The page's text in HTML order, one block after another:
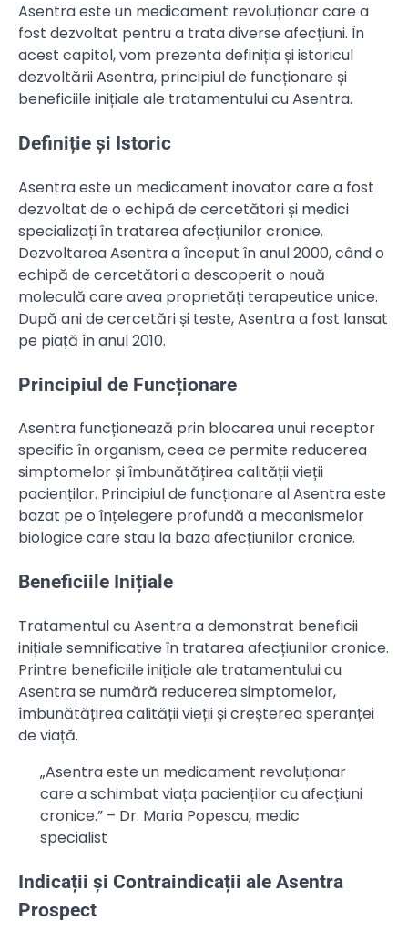
Asentra este un medicament revoluționar care a
fost dezvoltat pentru a trata diverse afecțiuni. În
acest capitol, vom prezenta definiția și istoricul
dezvoltării Asentra, principiul de funcționare și
beneficiile inițiale ale tratamentului cu Asentra.
Definiție și Istoric
Asentra este un medicament inovator care a fost
dezvoltat de o echipă de cercetători și medici
specializați în tratarea afecțiunilor cronice.
Dezvoltarea Asentra a început în anul 2000, când o
echipă de cercetători a descoperit o nouă
moleculă care avea proprietăți terapeutice unice.
După ani de cercetări și teste, Asentra a fost lansat
pe piață în anul 2010.
Principiul de Funcționare
Asentra funcționează prin blocarea unui receptor
specific în organism, ceea ce permite reducerea
simptomelor și îmbunătățirea calității vieții
pacienților. Principiul de funcționare al Asentra este
bazat pe o înțelegere profundă a mecanismelor
biologice care stau la baza afecțiunilor cronice.
Beneficiile Inițiale
Tratamentul cu Asentra a demonstrat beneficii
inițiale semnificative în tratarea afecțiunilor cronice.
Printre beneficiile inițiale ale tratamentului cu
Asentra se numără reducerea simptomelor,
îmbunătățirea calității vieții și creșterea speranței
de viață.
„Asentra este un medicament revoluționar
care a schimbat viața pacienților cu afecțiuni
cronice.” – Dr. Maria Popescu, medic
specialist
Indicații și Contraindicații ale Asentra
Prospect